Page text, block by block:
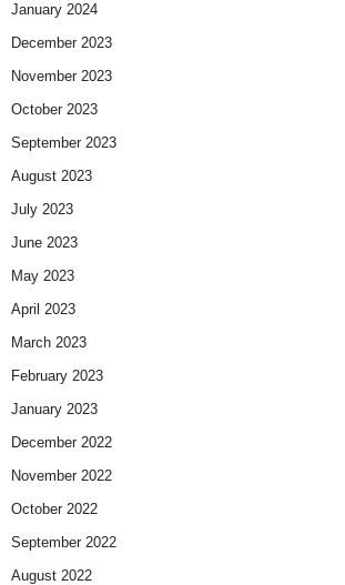
January 2024
December 2023
November 2023
October 2023
September 2023
August 2023
July 2023
June 2023
May 2023
April 2023
March 2023
February 2023
January 2023
December 2022
November 2022
October 2022
September 2022
August 2022